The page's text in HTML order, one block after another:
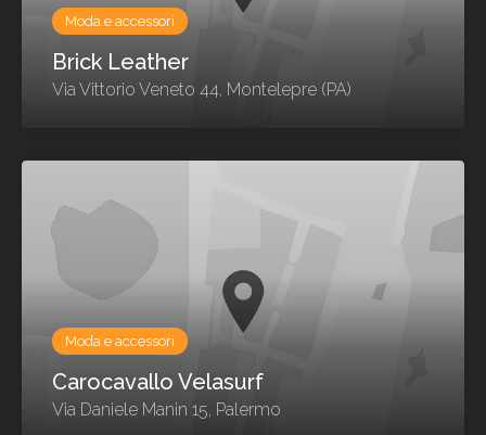
Moda e accessori
Brick Leather
Via Vittorio Veneto 44, Montelepre (PA)
Moda e accessori
Carocavallo Velasurf
Via Daniele Manin 15, Palermo